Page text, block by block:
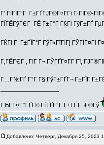
Г‘ ГіГІГ°Г Г±ГҐГЈГ®Г¤Г­Гї Г·ГІГ®-
ГЇГЁГўГЄГ ГЁ Г±Г°Г Г§Гі ГўГ±ГҐ
ГЌГі Г Г±ГЇГ°Г ГўГ«ГїГІГј
Г‚ГЁГЄГ , ГІГ Г¬ ГЎГҐГ¤Г­Г Гї,
Г…Г№ГҐ Г°Г Г§ ГўГ±ГҐГ¬ Г±ГЇГ
ГЂГ­Г¤Г°ГҐГ© ГѓГҐГ°Г Г±ГЁГ¬Г®Гў
Добавлено: Четверг, Декабря 25, 2003